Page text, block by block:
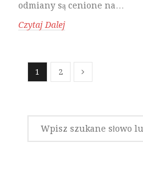
odmiany są cenione na…
Czytaj Dalej
1 2